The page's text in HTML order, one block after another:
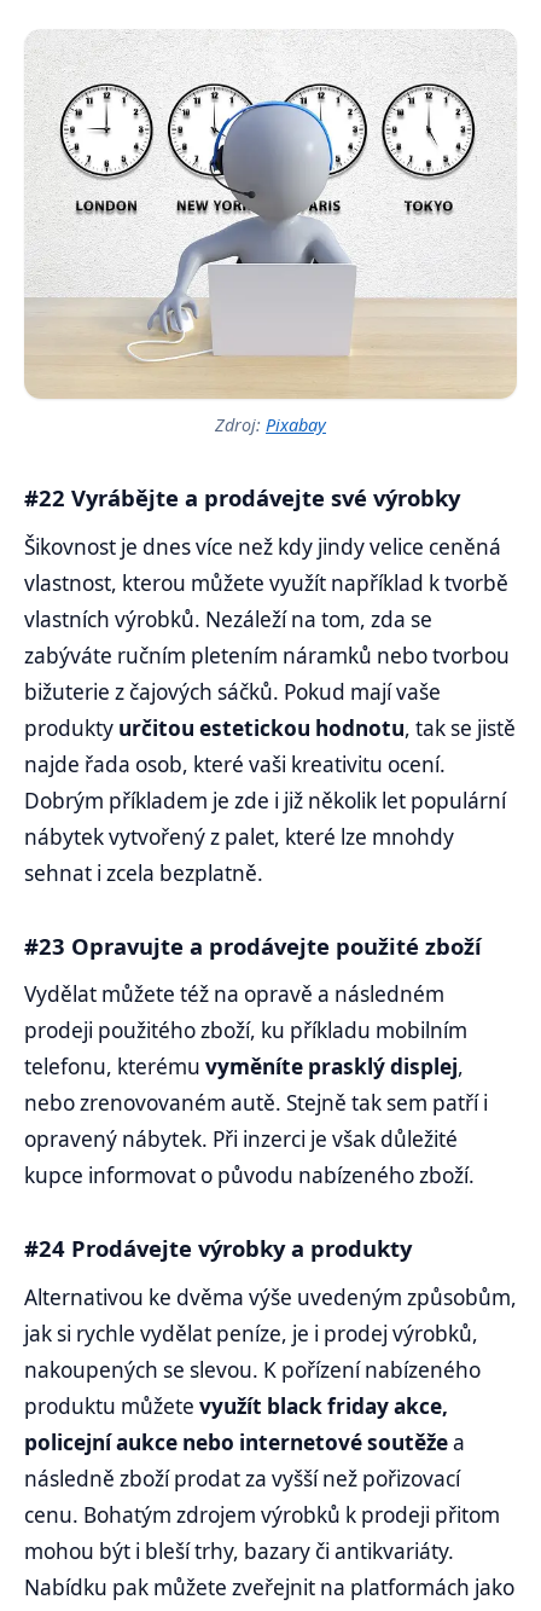
Zdroj: Pixabay
#22 Vyrábějte a prodávejte své výrobky
Šikovnost je dnes více než kdy jindy velice ceněná
vlastnost, kterou můžete využít například k tvorbě
vlastních výrobků. Nezáleží na tom, zda se
zabýváte ručním pletením náramků nebo tvorbou
bižuterie z čajových sáčků. Pokud mají vaše
produkty určitou estetickou hodnotu, tak se jistě
najde řada osob, které vaši kreativitu ocení.
Dobrým příkladem je zde i již několik let populární
nábytek vytvořený z palet, které lze mnohdy
sehnat i zcela bezplatně.
#23 Opravujte a prodávejte použité zboží
Vydělat můžete též na opravě a následném
prodeji použitého zboží, ku příkladu mobilním
telefonu, kterému vyměníte prasklý displej,
nebo zrenovovaném autě. Stejně tak sem patří i
opravený nábytek. Při inzerci je však důležité
kupce informovat o původu nabízeného zboží.
#24 Prodávejte výrobky a produkty
Alternativou ke dvěma výše uvedeným způsobům,
jak si rychle vydělat peníze, je i prodej výrobků,
nakoupených se slevou. K pořízení nabízeného
produktu můžete využít black friday akce,
policejní aukce nebo internetové soutěžea
následně zboží prodat za vyšší než pořizovací
cenu. Bohatým zdrojem výrobků k prodeji přitom
mohou být i bleší trhy, bazary či antikvariáty.
Nabídku pak můžete zveřejnit na platformách jako